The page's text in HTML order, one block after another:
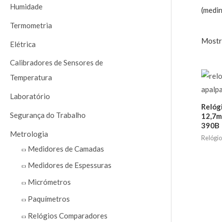
a
o
r
:
Humidade
Termometria
Elétrica
Calibradores de Sensores de
Temperatura
Laboratório
Segurança do Trabalho
Metrologia
Medidores de Camadas
Medidores de Espessuras
Micrómetros
Paquímetros
Relógios Comparadores
390B